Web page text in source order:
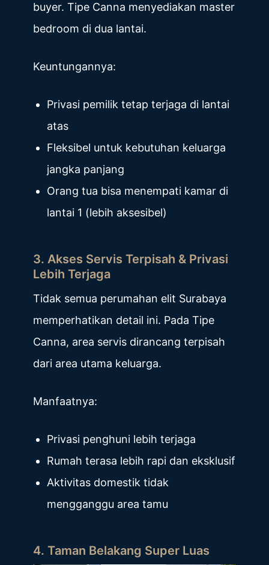
buyer. Tipe Canna menyediakan master
bedroom di dua lantai.
Keuntungannya:
Privasi pemilik tetap terjaga di lantai
atas
Fleksibel untuk kebutuhan keluarga
jangka panjang
Orang tua bisa menempati kamar di
lantai 1 (lebih aksesibel)
3. Akses Servis Terpisah & Privasi
Lebih Terjaga
Tidak semua perumahan elit Surabaya
memperhatikan detail ini. Pada Tipe
Canna, area servis dirancang terpisah
dari area utama keluarga.
Manfaatnya:
Privasi penghuni lebih terjaga
Rumah terasa lebih rapi dan eksklusif
Aktivitas domestik tidak
mengganggu area tamu
4. Taman Belakang Super Luas